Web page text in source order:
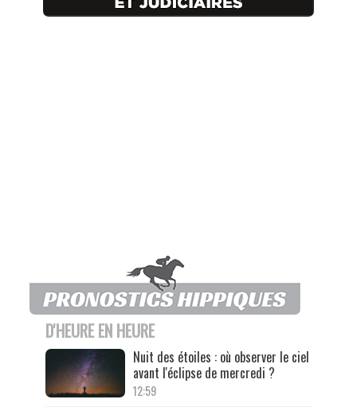
D'HEURE EN HEURE
Nuit des étoiles : où observer le ciel
avant l'éclipse de mercredi ?
12:59